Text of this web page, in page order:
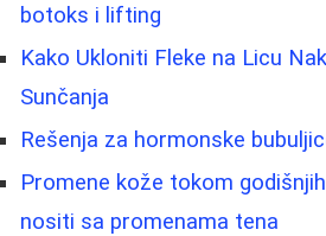
botoks i lifting
Kako Ukloniti Fleke na Licu
Sunčanja
Rešenja za hormonske
Promene kože tokom
nositi sa promenama tena